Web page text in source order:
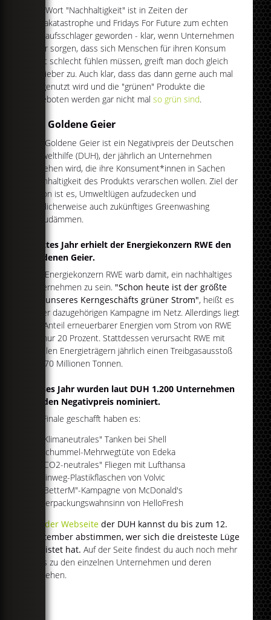
Das Wort "Nachhaltigkeit" ist in Zeiten der
Klimakatastrophe und Fridays For Future zum echten
Verkaufsschlager geworden - klar, wenn Unternehmen
dafür sorgen, dass sich Menschen für ihren Konsum
nicht schlecht fühlen müssen, greift man doch gleich
viel lieber zu. Auch klar, dass das dann gerne auch mal
ausgenutzt wird und die "grünen" Produkte die
angeboten werden gar nicht malso grün sind.
Der Goldene Geier
Der Goldene Geier ist ein Negativpreis der Deutschen
Umwelthilfe (DUH), der jährlich an Unternehmen
verliehen wird, die ihre Konsument*innen in Sachen
Nachhaltigkeit des Produkts verarschen wollen. Ziel der
Aktion ist es, Umweltlügen aufzudecken und
möglicherweise auch zukünftiges Greenwashing
einzudämmen.
Letztes Jahr erhielt der Energiekonzern RWE den
Goldenen Geier.
Der Energiekonzern RWE warb damit, ein nachhaltiges
Unternehmen zu sein. "Schon heute ist der größte
Teil unseres Kerngeschäfts grüner Strom", heißt es
in der dazugehörigen Kampagne im Netz. Allerdings liegt
der Anteil erneuerbarer Energien vom Strom von RWE
bei nur 20 Prozent. Stattdessen verursacht RWE mit
fossilen Energieträgern jährlich einen Treibgasausstoß
von 70 Millionen Tonnen.
Dieses Jahr wurden laut DUH 1.200 Unternehmen
für den Negativpreis nominiert.
Ins Finale geschafft haben es:
"Klimaneutrales" Tanken bei Shell
Schummel-Mehrwegtüte von Edeka
"CO2-neutrales" Fliegen mit Lufthansa
Einweg-Plastikflaschen von Volvic
"BetterM"-Kampagne von McDonald's
Verpackungswahnsinn von HelloFresh
Auf der Webseite der DUH kannst du bis zum 12.
September abstimmen, wer sich die dreisteste Lüge
geleistet hat. Auf der Seite findest du auch noch mehr
Infos zu den einzelnen Unternehmen und deren
Vergehen.